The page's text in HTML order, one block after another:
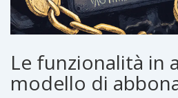
Le funzionalità in
modello di